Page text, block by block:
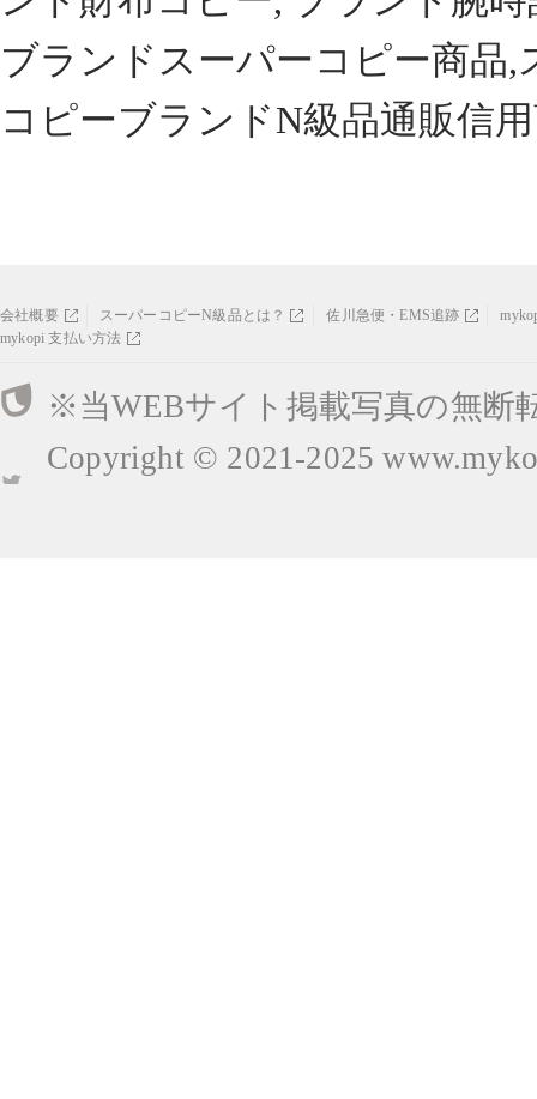
ブランドスーパーコピー商品
コピーブランドN級品通販信
会社概要 スーパーコピーN級品とは？ 佐川急便・EMS追跡
mykopi 支払い方法
※当WEBサイト掲載写真の無断
Copyright © 2021-2025